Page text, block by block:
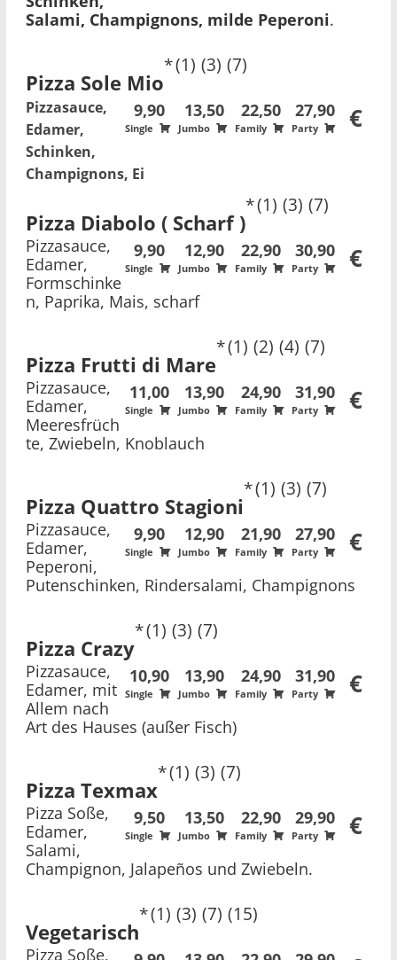
Salami, Champignons, milde Peperoni.
Pizza Sole Mio
1 3 7
9,90
Single
13,50
Jumbo
22,50
Family
27,90
Party €
Pizzasauce,
Edamer,
Schinken,
Champignons, Ei
Pizza Diabolo ( Scharf )
1 3 7
9,90
Single
12,90
Jumbo
22,90
Family
30,90
Party €
Pizzasauce,
Edamer,
Formschinke
n, Paprika, Mais, scharf
Pizza Frutti di Mare
1 2 4 7
11,00
Single
13,90
Jumbo
24,90
Family
31,90
Party €
Pizzasauce,
Edamer,
Meeresfrüch
te, Zwiebeln, Knoblauch
Pizza Quattro Stagioni
1 3 7
9,90
Single
12,90
Jumbo
21,90
Family
27,90
Party €
Pizzasauce,
Edamer,
Peperoni,
Putenschinken, Rindersalami, Champignons
Pizza Crazy
1 3 7
10,90
Single
13,90
Jumbo
24,90
Family
31,90
Party €
Pizzasauce,
Edamer, mit
Allem nach
Art des Hauses (außer Fisch)
Pizza Texmax
1 3 7
9,50
Single
13,50
Jumbo
22,90
Family
29,90
Party €
Pizza Soße,
Edamer,
Salami,
Champignon, Jalapeños und Zwiebeln.
Vegetarisch
1 3 7 15
Pizza Soße,